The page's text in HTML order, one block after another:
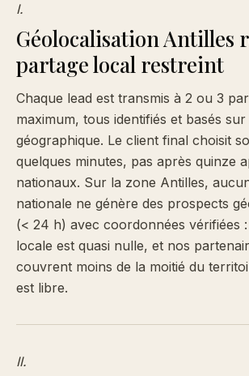
I.
Géolocalisation Antilles
partage local restreint
Chaque lead est transmis à 2 ou 3
maximum, tous identifiés et basés
géographique. Le client final choisit
quelques minutes, pas après quinze
nationaux. Sur la zone Antilles,
nationale ne génère des prospects
(< 24 h) avec coordonnées vérifiées
locale est quasi nulle, et nos
couvrent moins de la moitié du
est libre.
II.